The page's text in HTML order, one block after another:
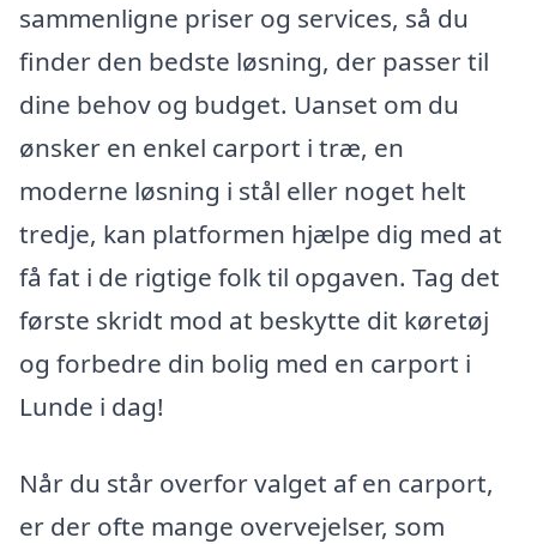
sammenligne priser og services, så du
finder den bedste løsning, der passer til
dine behov og budget. Uanset om du
ønsker en enkel carport i træ, en
moderne løsning i stål eller noget helt
tredje, kan platformen hjælpe dig med at
få fat i de rigtige folk til opgaven. Tag det
første skridt mod at beskytte dit køretøj
og forbedre din bolig med en carport i
Lunde i dag!
Når du står overfor valget af en carport,
er der ofte mange overvejelser, som